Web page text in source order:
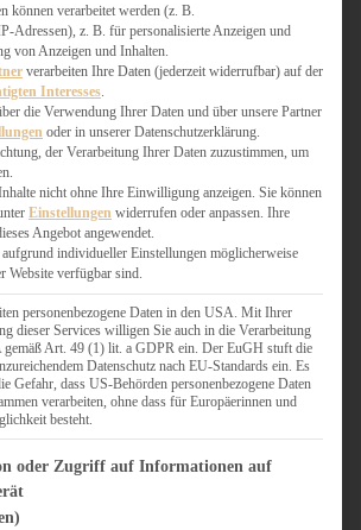
TÖRTCHEN
VEGAN SÜSS
WEIHNACHTSBÄCKEREI
HERZHAFT
BURGER & SANDWICHES
FIX AUF DEM TISCH
FLEISCH & FISCH
GRILLEN / BARBECUE
HERZHAFTES BACKEN
ONE-POT-GERICHTE
PASTA & NUDELGERICHTE
PIZZA, TARTES & QUICHES
REIS & RISOTTO
SALATE & SNACKS
SUPPENKASPEREIEN
können verarbeitet werden (z. B.
Adressen), z. B. für personalisierte Anzeigen und
von Anzeigen und Inhalten.
verarbeiten Ihre Daten (jederzeit widerrufbar) auf der
Interesses
die Verwendung Ihrer Daten und über unsere Partner
oder in unserer Datenschutzerklärung.
der Verarbeitung Ihrer Daten zuzustimmen, um
nicht ohne Ihre Einwilligung anzeigen. Sie können
Einstellungen widerrufen oder anpassen. Ihre
Angebot angewendet.
aufgrund individueller Einstellungen möglicherweise
Website verfügbar sind.
personenbezogene Daten in den USA. Mit Ihrer
dieser Services willigen Sie auch in die Verarbeitung
Art. 49 (1) lit. a GDPR ein. Der EuGH stuft die
Datenschutz nach EU-Standards ein. Es
Gefahr, dass US-Behörden personenbezogene Daten
verarbeiten, ohne dass für Europäerinnen und
besteht.
eine Liste der Zwecke des IAB Transparency and Consent
oder Zugriff auf Informationen auf